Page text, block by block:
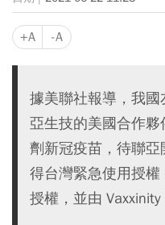
+A -A
據美聯社報導，我
亞生技的美國合作
劑新冠疫苗，待聯
得台灣緊急使用授權
授權，並由 Vaxxinity